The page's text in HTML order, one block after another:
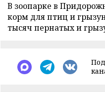
В зоопарке в
корм для птиц и
тысяч пернатых и